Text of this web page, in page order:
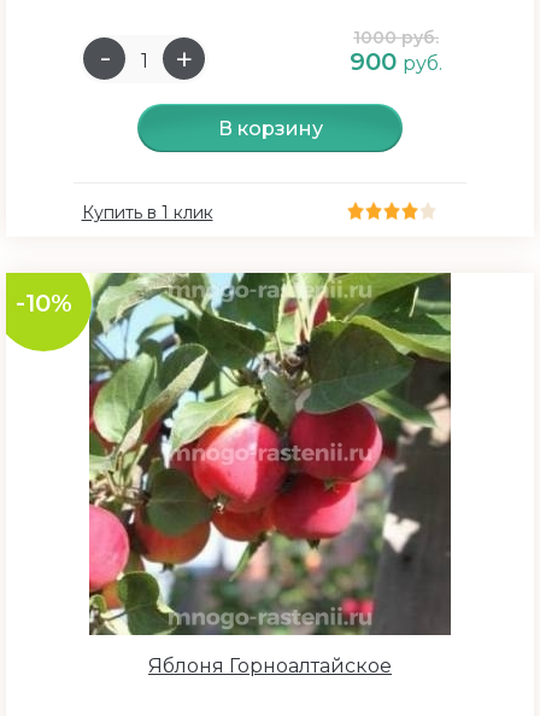
1000 руб.
900 руб.
В корзину
Купить в 1 клик
-10%
Яблоня Горноалтайское
Цвет растения
Желтый
Красный
Оранжевый
Черный
темно-красный
Розовый
Фиолетовый
Синий
Бордовый
Желто-зеленый
Кремовый
светло-желтый